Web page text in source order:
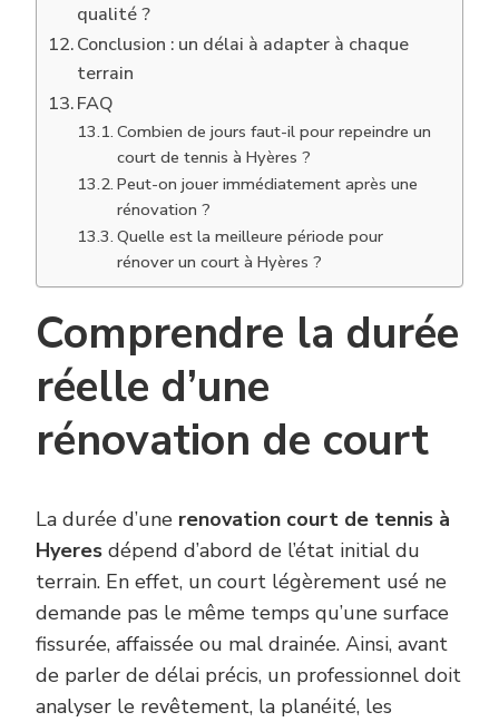
qualité ?
Conclusion : un délai à adapter à chaque
terrain
FAQ
Combien de jours faut-il pour repeindre un
court de tennis à Hyères ?
Peut-on jouer immédiatement après une
rénovation ?
Quelle est la meilleure période pour
rénover un court à Hyères ?
Comprendre la durée
réelle d’une
rénovation de court
La durée d’une renovation court de tennis à
Hyeres dépend d’abord de l’état initial du
terrain. En effet, un court légèrement usé ne
demande pas le même temps qu’une surface
fissurée, affaissée ou mal drainée. Ainsi, avant
de parler de délai précis, un professionnel doit
analyser le revêtement, la planéité, les